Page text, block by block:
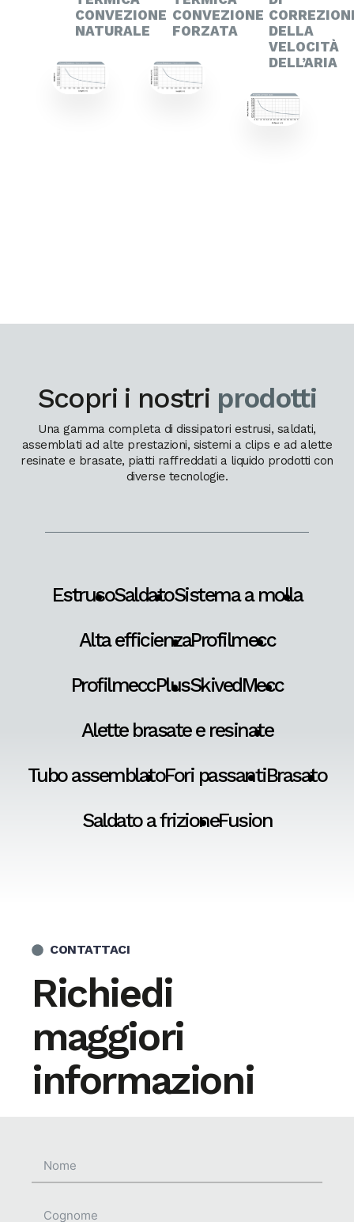
CONVEZIONE
NATURALE
CONVEZIONE
FORZATA
DELLA
VELOCITÀ
DELL’ARIA
Scopri i nostri prodotti
Una gamma completa di dissipatori estrusi, saldati,
assemblati ad alte prestazioni, sistemi a clips e ad alette
resinate e brasate, piatti raffreddati a liquido prodotti con
diverse tecnologie.
EstrusoSaldatoSistema a molla
Alta efficienzaProfilmecc
ProfilmeccPlusSkivedMecc
Alette brasate e resinate
Tubo assemblatoFori passantiBrasato
Saldato a frizioneFusion
CONTATTACI
Richiedi
maggiori
informazioni